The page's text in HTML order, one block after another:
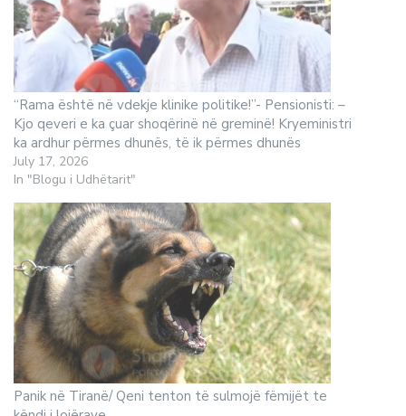
“Rama është në vdekje klinike politike!”- Pensionisti: –
Kjo qeveri e ka çuar shoqërinë në greminë! Kryeministri
ka ardhur përmes dhunës, të ik përmes dhunës
July 17, 2026
In "Blogu i Udhëtarit"
Panik në Tiranë/ Qeni tenton të sulmojë fëmijët te